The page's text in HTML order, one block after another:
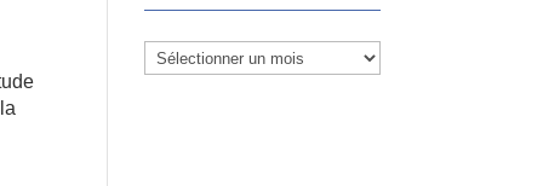
Archives